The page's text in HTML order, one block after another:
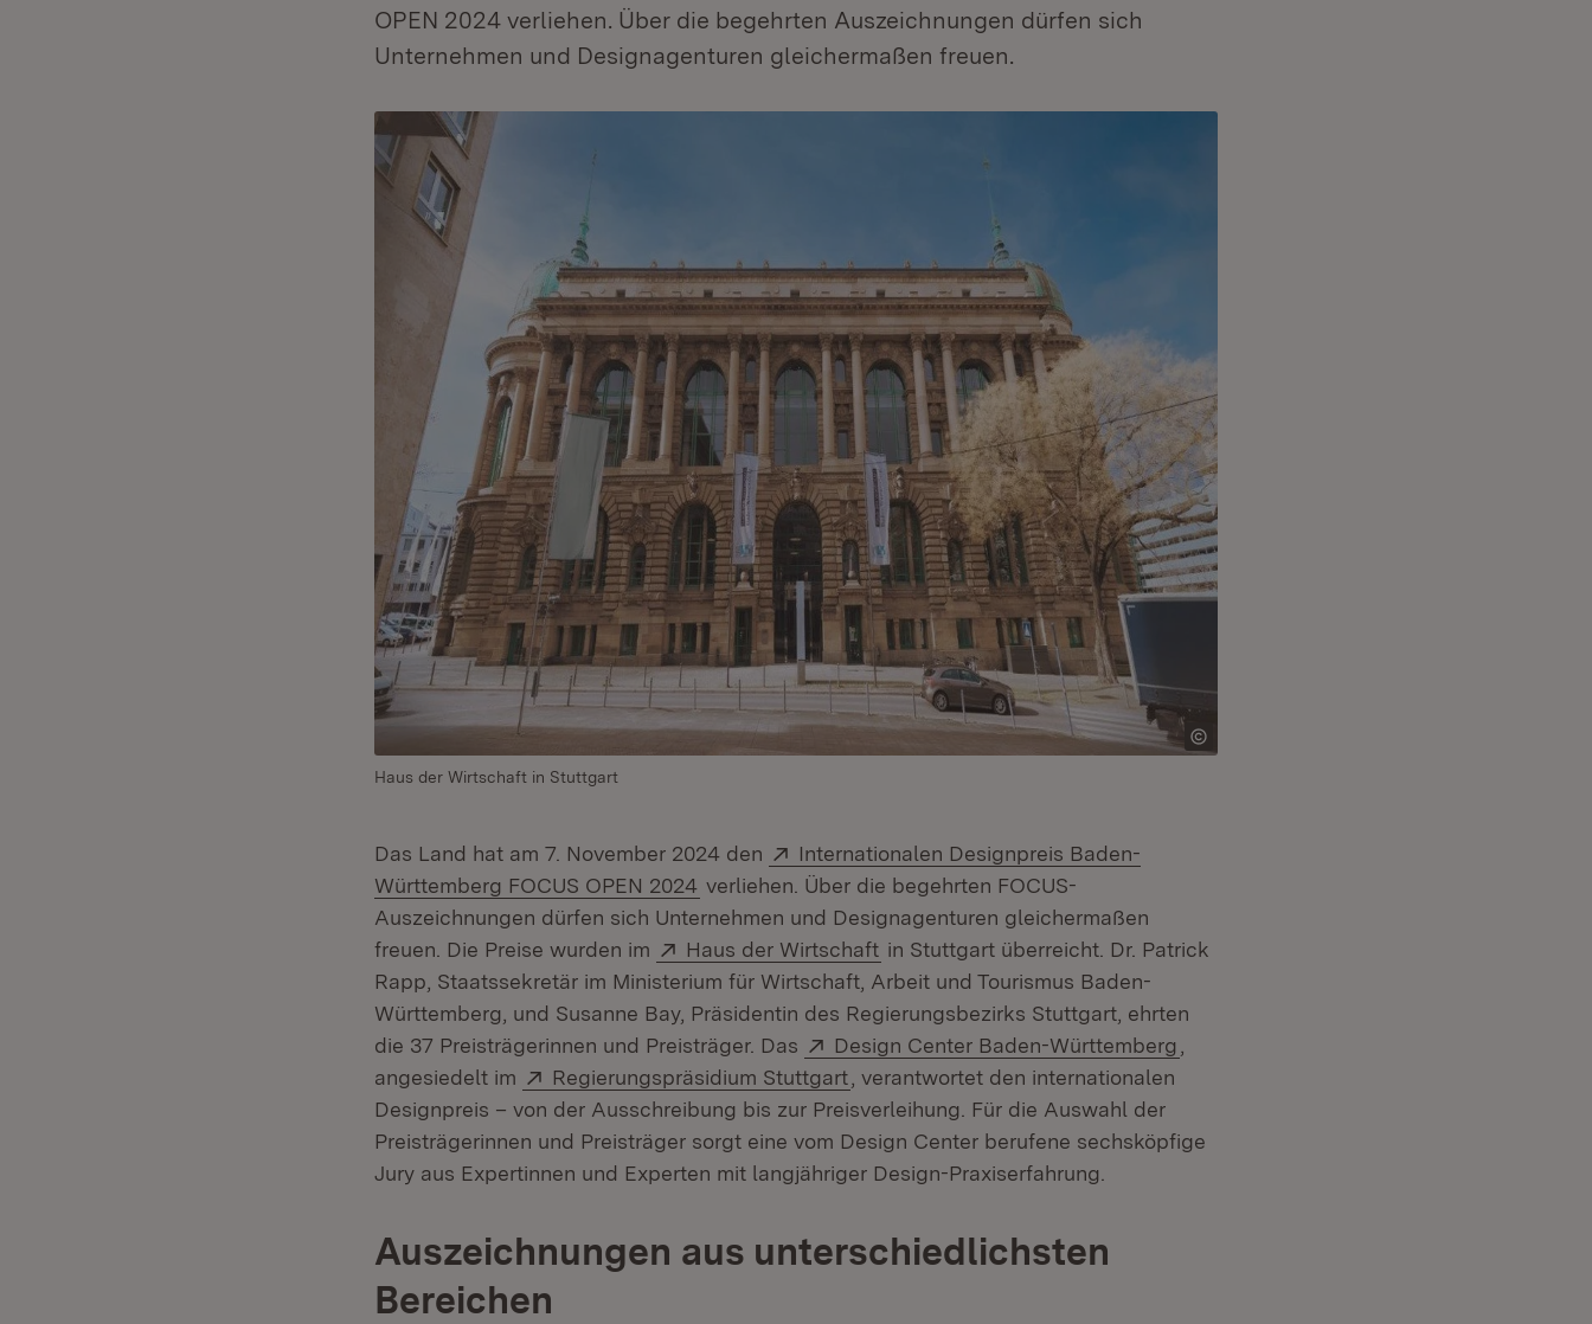
OPEN 2024 verliehen. Über die begehrten Auszeichnungen dürfen sich
Unternehmen und Designagenturen gleichermaßen freuen.
Haus der Wirtschaft in Stuttgart
Das Land hat am 7. November 2024 den Extern:
Internationalen Designpreis Baden-
Württemberg FOCUS OPEN 2024 (Öffnet in neuem Fenster)
verliehen. Über die begehrten FOCUS-
Auszeichnungen dürfen sich Unternehmen und Designagenturen gleichermaßen
freuen. Die Preise wurden im
Extern:
Haus der Wirtschaft (Öffnet in neuem Fenster)
in Stuttgart überreicht. Dr. Patrick
Rapp, Staatssekretär im Ministerium für Wirtschaft, Arbeit und Tourismus Baden-
Württemberg, und Susanne Bay, Präsidentin des Regierungsbezirks Stuttgart, ehrten
die 37 Preisträgerinnen und Preisträger. Das
Extern:
Design Center Baden-Württemberg
angesiedelt im
Extern:
Regierungspräsidium Stuttgart (Öffnet in neuem Fenster)
, verantwortet den internationalen
Designpreis – von der Ausschreibung bis zur Preisverleihung. Für die Auswahl der
Preisträgerinnen und Preisträger sorgt eine vom Design Center berufene sechsköpfige
Jury aus Expertinnen und Experten mit langjähriger Design-Praxiserfahrung.
Auszeichnungen aus unterschiedlichsten
Bereichen